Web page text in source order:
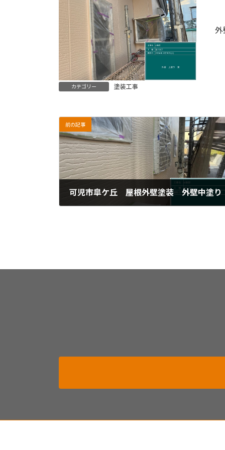
外
カテゴリー 塗装工事
前の記事
可児市皐ケ丘 屋根外壁塗装 外壁中塗り